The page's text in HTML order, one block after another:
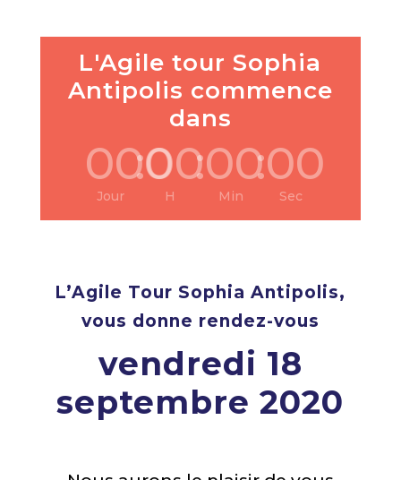
L'Agile tour Sophia
Antipolis commence
dans
000
Jour
:00
H
:00
Min
:00
Sec
L’Agile Tour Sophia Antipolis,
vous donne rendez-vous
vendredi 18
septembre 2020